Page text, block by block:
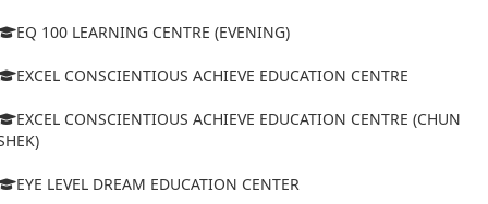
EQ 100 LEARNING CENTRE (EVENING)
EXCEL CONSCIENTIOUS ACHIEVE EDUCATION CENTRE
EXCEL CONSCIENTIOUS ACHIEVE EDUCATION CENTRE (CHUN
EYE LEVEL DREAM EDUCATION CENTER